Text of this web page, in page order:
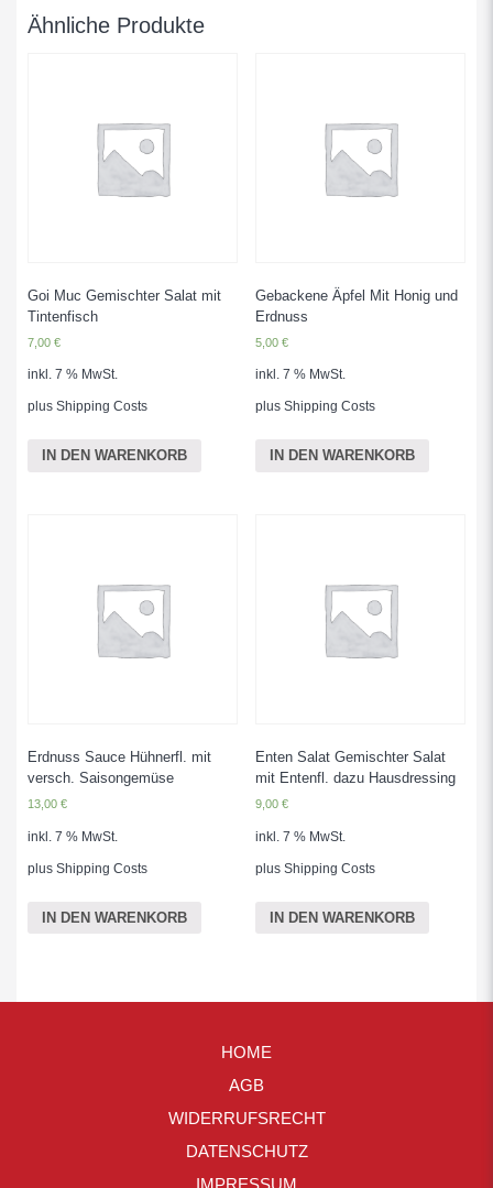
Ähnliche Produkte
Goi Muc Gemischter Salat mit
Tintenfisch
7,00 €
inkl. 7 % MwSt.
plus Shipping Costs
IN DEN WARENKORB
Gebackene Äpfel Mit Honig und
Erdnuss
5,00 €
inkl. 7 % MwSt.
plus Shipping Costs
IN DEN WARENKORB
Erdnuss Sauce Hühnerfl. mit
versch. Saisongemüse
13,00 €
inkl. 7 % MwSt.
plus Shipping Costs
IN DEN WARENKORB
Enten Salat Gemischter Salat
mit Entenfl. dazu Hausdressing
9,00 €
inkl. 7 % MwSt.
plus Shipping Costs
IN DEN WARENKORB
HOME
AGB
WIDERRUFSRECHT
DATENSCHUTZ
IMPRESSUM